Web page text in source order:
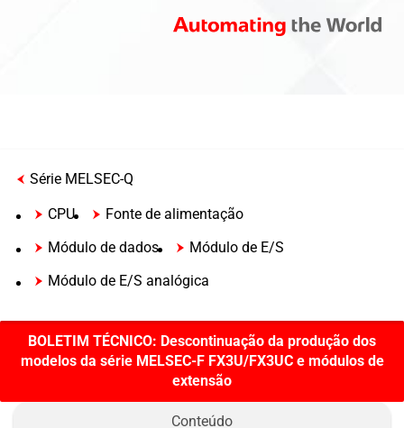
Série MELSEC-Q
CPU
Fonte de alimentação
Módulo de dados
Módulo de E/S
Módulo de E/S analógica
rápida
Módulo de medição de energia
Módulo de posicionamento
BOLETIM TÉCNICO: Descontinuação da produção dos
modelos da série MELSEC-F FX3U/FX3UC e módulos de
extensão